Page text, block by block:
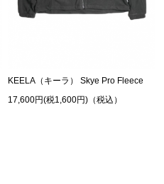
KEELA（キーラ） Skye Pro Fleece
17,600円(税1,600円)（税込）